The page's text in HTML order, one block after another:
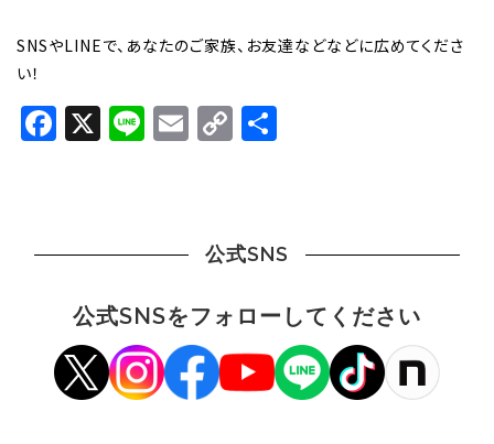
SNSやLINEで、あなたのご家族、お友達などなどに広めてくださ
い！
Facebook
X LineEmail
Copy
公式SNS
公式SNSをフォローしてください